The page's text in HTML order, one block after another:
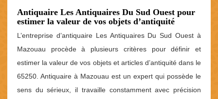
Antiquaire Les Antiquaires Du Sud Ouest pour
estimer la valeur de vos objets d’antiquité
L’entreprise d’antiquaire Les Antiquaires Du Sud Ouest à
Mazouau procède à plusieurs critères pour définir et
estimer la valeur de vos objets et articles d’antiquité dans le
65250. Antiquaire à Mazouau est un expert qui possède le
sens du sérieux, il travaille constamment avec précision